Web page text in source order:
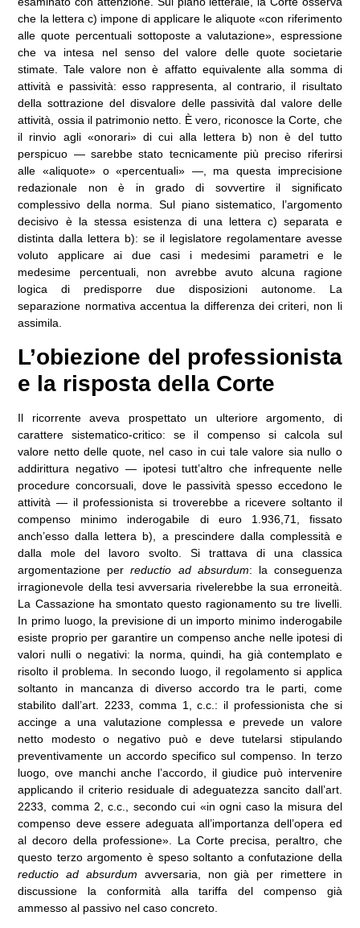
che la lettera c) impone di applicare le aliquote «con riferimento
alle quote percentuali sottoposte a valutazione», espressione
che va intesa nel senso del valore delle quote societarie
stimate. Tale valore non è affatto equivalente alla somma di
attività e passività: esso rappresenta, al contrario, il risultato
della sottrazione del disvalore delle passività dal valore delle
attività, ossia il patrimonio netto. È vero, riconosce la Corte, che
il rinvio agli «onorari» di cui alla lettera b) non è del tutto
perspicuo — sarebbe stato tecnicamente più preciso riferirsi
alle «aliquote» o «percentuali» —, ma questa imprecisione
redazionale non è in grado di sovvertire il significato
complessivo della norma. Sul piano sistematico, l’argomento
decisivo è la stessa esistenza di una lettera c) separata e
distinta dalla lettera b): se il legislatore regolamentare avesse
voluto applicare ai due casi i medesimi parametri e le
medesime percentuali, non avrebbe avuto alcuna ragione
logica di predisporre due disposizioni autonome. La
separazione normativa accentua la differenza dei criteri, non li
assimila.
L’obiezione del professionista
e la risposta della Corte
Il ricorrente aveva prospettato un ulteriore argomento, di
carattere sistematico-critico: se il compenso si calcola sul
valore netto delle quote, nel caso in cui tale valore sia nullo o
addirittura negativo — ipotesi tutt’altro che infrequente nelle
procedure concorsuali, dove le passività spesso eccedono le
attività — il professionista si troverebbe a ricevere soltanto il
compenso minimo inderogabile di euro 1.936,71, fissato
anch’esso dalla lettera b), a prescindere dalla complessità e
dalla mole del lavoro svolto. Si trattava di una classica
argomentazione perreductio ad absurdum: la conseguenza
irragionevole della tesi avversaria rivelerebbe la sua erroneità.
La Cassazione ha smontato questo ragionamento su tre livelli.
In primo luogo, la previsione di un importo minimo inderogabile
esiste proprio per garantire un compenso anche nelle ipotesi di
valori nulli o negativi: la norma, quindi, ha già contemplato e
risolto il problema. In secondo luogo, il regolamento si applica
soltanto in mancanza di diverso accordo tra le parti, come
stabilito dall’art. 2233, comma 1, c.c.: il professionista che si
accinge a una valutazione complessa e prevede un valore
netto modesto o negativo può e deve tutelarsi stipulando
preventivamente un accordo specifico sul compenso. In terzo
luogo, ove manchi anche l’accordo, il giudice può intervenire
applicando il criterio residuale di adeguatezza sancito dall’art.
2233, comma 2, c.c., secondo cui «in ogni caso la misura del
compenso deve essere adeguata all’importanza dell’opera ed
al decoro della professione». La Corte precisa, peraltro, che
questo terzo argomento è speso soltanto a confutazione della
reductio ad absurdum avversaria, non già per rimettere in
discussione la conformità alla tariffa del compenso già
ammesso al passivo nel caso concreto.